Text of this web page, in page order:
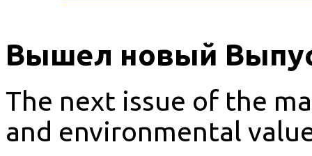
Вышел новый
The next issue of the
and environmental